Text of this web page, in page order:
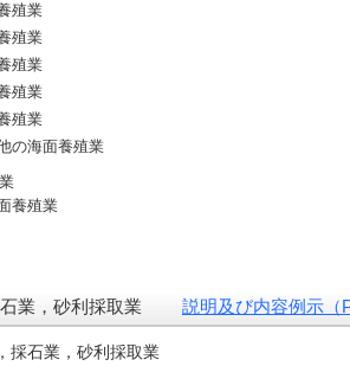
殖業
殖業
殖業
殖業
殖業
海面養殖業
殖業
石業，砂利採取業 説明及び内容例示（
石業，砂利採取業